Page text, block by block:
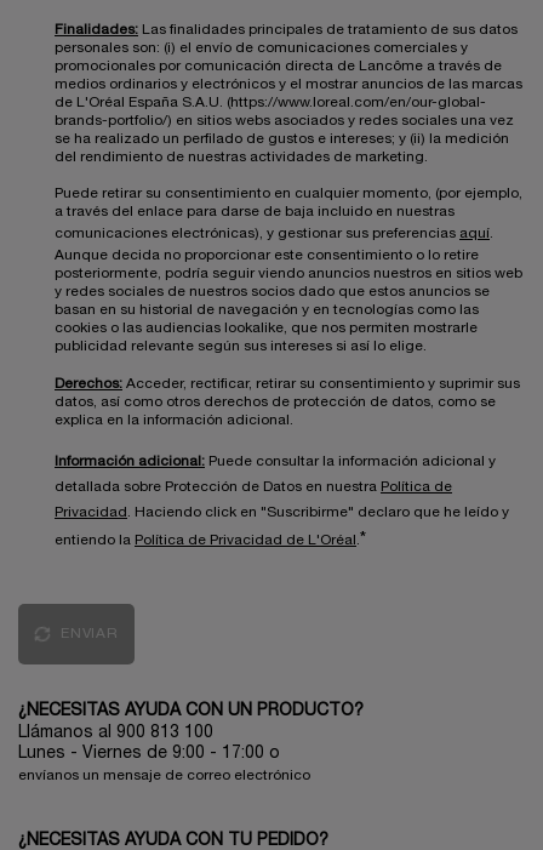
Finalidades: Las finalidades principales de tratamiento de sus datos
personales son: (i) el envío de comunicaciones comerciales y
promocionales por comunicación directa de Lancôme a través de
medios ordinarios y electrónicos y el mostrar anuncios de las marcas
de L'Oréal España S.A.U. (https://www.loreal.com/en/our-global-
brands-portfolio/) en sitios webs asociados y redes sociales una vez
se ha realizado un perfilado de gustos e intereses; y (ii) la medición
del rendimiento de nuestras actividades de marketing.
Puede retirar su consentimiento en cualquier momento, (por ejemplo,
a través del enlace para darse de baja incluido en nuestras
comunicaciones electrónicas), y gestionar sus preferencias aquí
Aunque decida no proporcionar este consentimiento o lo retire
posteriormente, podría seguir viendo anuncios nuestros en sitios web
y redes sociales de nuestros socios dado que estos anuncios se
basan en su historial de navegación y en tecnologías como las
cookies o las audiencias lookalike, que nos permiten mostrarle
publicidad relevante según sus intereses si así lo elige.
Derechos: Acceder, rectificar, retirar su consentimiento y suprimir sus
datos, así como otros derechos de protección de datos, como se
explica en la información adicional.
Información adicional: Puede consultar la información adicional y
detallada sobre Protección de Datos en nuestra Política de
Privacidad
. Haciendo click en "Suscribirme" declaro que he leído y
entiendo la Política de Privacidad de L'Oréal *
ENVIAR
¿NECESITAS AYUDA CON UN PRODUCTO?
Llámanos al 900 813 100
Lunes - Viernes de 9:00 - 17:00 o
envíanos un mensaje de correo electrónico
¿NECESITAS AYUDA CON TU PEDIDO?